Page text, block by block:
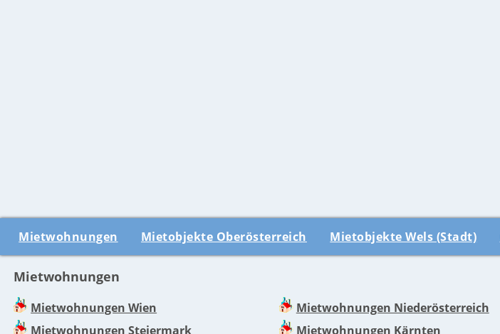
Mietwohnungen Mietobjekte Oberösterreich Mietobjekte Wels (Stadt)
Mietwohnungen
Mietwohnungen Wien Mietwohnungen Niederösterreich
Mietwohnungen Steiermark
Mietwohnungen Kärnten